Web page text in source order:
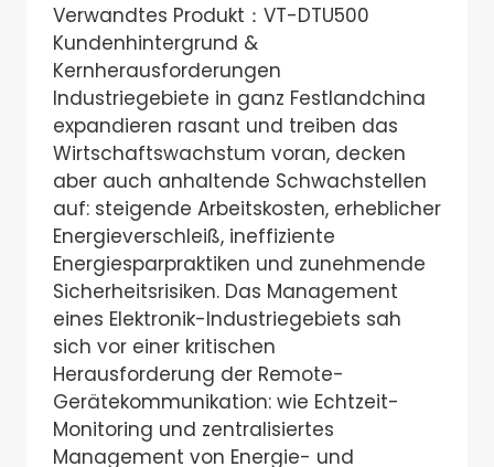
Verwandtes Produkt：VT-DTU500
Kundenhintergrund &
Kernherausforderungen
Industriegebiete in ganz Festlandchina
expandieren rasant und treiben das
Wirtschaftswachstum voran, decken
aber auch anhaltende Schwachstellen
auf: steigende Arbeitskosten, erheblicher
Energieverschleiß, ineffiziente
Energiesparpraktiken und zunehmende
Sicherheitsrisiken. Das Management
eines Elektronik-Industriegebiets sah
sich vor einer kritischen
Herausforderung der Remote-
Gerätekommunikation: wie Echtzeit-
Monitoring und zentralisiertes
Management von Energie- und